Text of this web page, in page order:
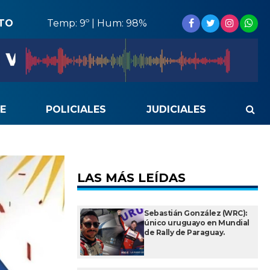
Temp: 9º | Hum: 98%
POLICIALES JUDICIALES
LAS MÁS LEÍDAS
Sebastián González (WRC):
único uruguayo en Mundial
de Rally de Paraguay.